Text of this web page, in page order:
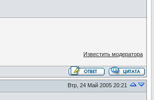
Известить модератора
Втр, 24 Май 2005 20:21